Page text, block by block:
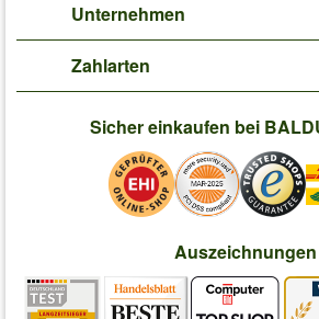
Unternehmen
Zahlarten
Sicher einkaufen bei
Auszeichnungen